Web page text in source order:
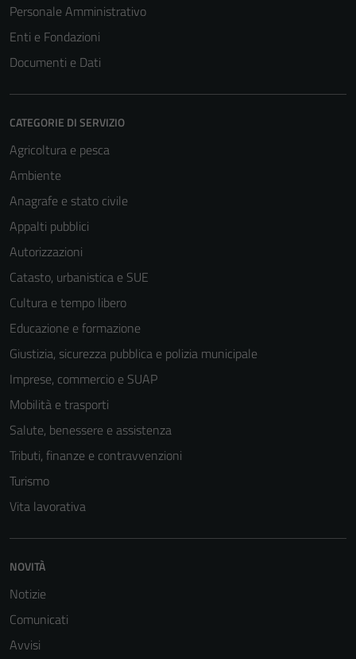
Personale Amministrativo
Enti e Fondazioni
Documenti e Dati
CATEGORIE DI SERVIZIO
Agricoltura e pesca
Ambiente
Anagrafe e stato civile
Appalti pubblici
Autorizzazioni
Catasto, urbanistica e SUE
Cultura e tempo libero
Educazione e formazione
Giustizia, sicurezza pubblica e polizia municipale
Imprese, commercio e SUAP
Mobilità e trasporti
Salute, benessere e assistenza
Tributi, finanze e contravvenzioni
Turismo
Vita lavorativa
NOVITÀ
Notizie
Comunicati
Avvisi
Tecnici
Questi cookie